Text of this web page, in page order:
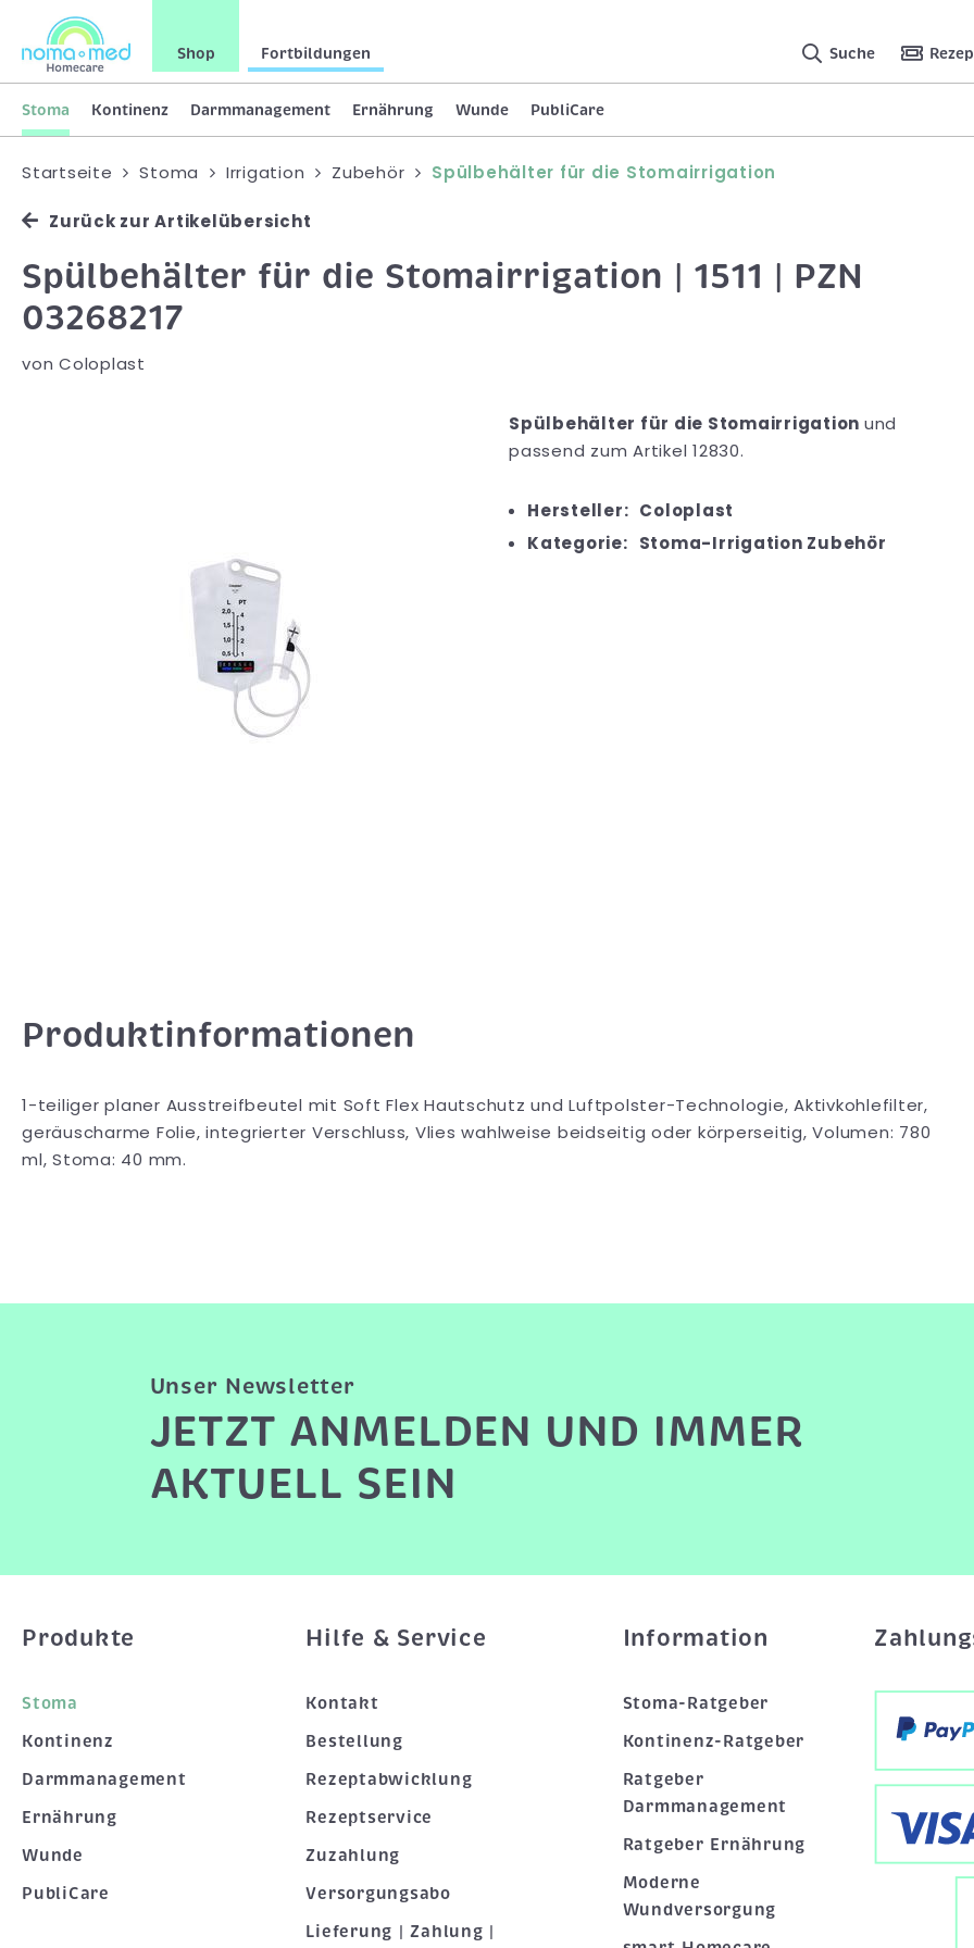
Shop Fortbildungen Suche
Stoma Kontinenz Darmmanagement Ernährung Wunde PubliCare
Startseite Stoma Irrigation Zubehör Spülbehälter für die Stomairrigation
Zurück zur Artikelübersicht
Spülbehälter für die Stomairrigation | 1511 | PZN
03268217
von Coloplast
Spülbehälter für die Stomairrigation und
passend zum Artikel 12830.
Hersteller: Coloplast
Kategorie: Stoma-Irrigation Zubehör
Produktinformationen
1-teiliger planer Ausstreifbeutel mit Soft Flex Hautschutz und Luftpolster-Technologie, Aktivkohlefilter,
geräuscharme Folie, integrierter Verschluss, Vlies wahlweise beidseitig oder körperseitig, Volumen: 780
ml, Stoma: 40 mm.
Unser Newsletter
JETZT ANMELDEN UND IMMER
AKTUELL SEIN
Produkte
Stoma
Kontinenz
Darmmanagement
Ernährung
Wunde
PubliCare
Hilfe & Service
Kontakt
Bestellung
Rezeptabwicklung
Rezeptservice
Zuzahlung
Versorgungsabo
Lieferung | Zahlung |
Information
Stoma-Ratgeber
Kontinenz-Ratgeber
Ratgeber
Darmmanagement
Ratgeber Ernährung
Moderne
Wundversorgung